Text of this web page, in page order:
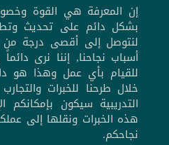
إن المعرفة هي القوة
بشكل دائم على تحديث
لنتوصل إلى أقصى درجة من
أسباب نجاحنا, إننا نرى
للقيام بأي عمل وهذا هو
خلال طرحنا للخبرات
التدريبية سيكون بإمكانكم
هذه الخبرات ونقلها إلى
نجاحكم.